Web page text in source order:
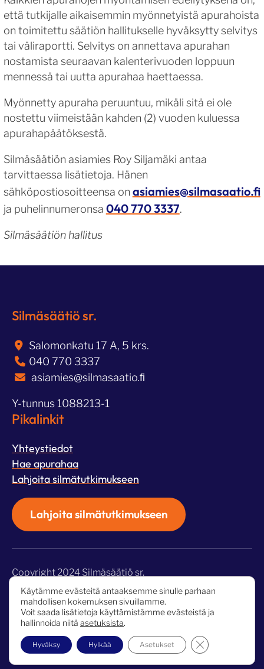
että tutkijalle aikaisemmin myönnetyistä apurahoista
on toimitettu säätiön hallitukselle hyväksytty selvitys
tai väliraportti. Selvitys on annettava apurahan
nostamista seuraavan kalenterivuoden loppuun
mennessä tai uutta apurahaa haettaessa.
Myönnetty apuraha peruuntuu, mikäli sitä ei ole
nostettu viimeistään kahden (2) vuoden kuluessa
apurahapäätöksestä.
Silmäsäätiön asiamies Roy Siljamäki antaa
tarvittaessa lisätietoja. Hänen
sähköpostiosoitteensa on asiamies@silmasaatio.fi
ja puhelinnumeronsa 040 770 3337.
Silmäsäätiön hallitus
Silmäsäätiö sr.
Salomonkatu 17 A, 5 krs.
040 770 3337
asiamies@silmasaatio.ﬁ
Y-tunnus 1088213-1
Pikalinkit
Yhteystiedot
Hae apurahaa
Lahjoita silmätutkimukseen
Lahjoita silmätutkimukseen
Copyright 2024 Silmäsäätiö sr.
Tietosuojaseloste
Käytämme evästeitä antaaksemme sinulle parhaan
mahdollisen kokemuksen sivuillamme.
Voit saada lisätietoja käyttämistämme evästeistä ja
hallinnoida niitä asetuksista.
Hyväksy Hylkää Asetukset Sulje